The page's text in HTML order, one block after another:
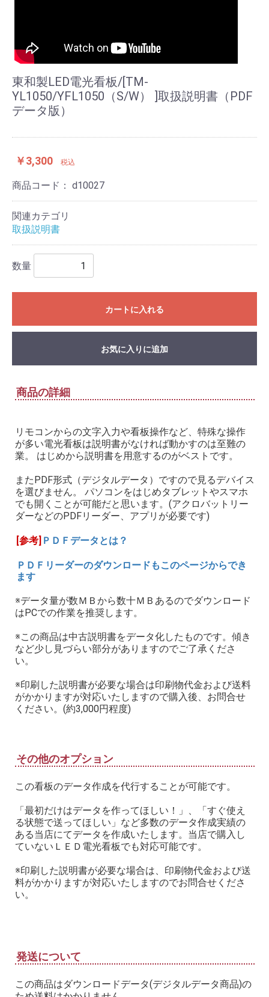
東和製LED電光看板/[TM-
YL1050/YFL1050（S/W） ]取扱説明書（PDF
データ版）
￥3,300 税込
商品コード： d10027
関連カテゴリ
取扱説明書
数量
カートに入れる
お気に入りに追加
商品の詳細
リモコンからの文字入力や看板操作など、特殊な操作
が多い電光看板は説明書がなければ動かすのは至難の
業。 はじめから説明書を用意するのがベストです。
またPDF形式（デジタルデータ）ですので見るデバイス
を選びません。 パソコンをはじめタブレットやスマホ
でも開くことが可能だと思います。(アクロバットリー
ダーなどのPDFリーダー、アプリが必要です)
[参考] ＰＤＦデータとは？
ＰＤＦリーダーのダウンロードもこのページからでき
ます
※データ量が数ＭＢから数十ＭＢあるのでダウンロード
はPCでの作業を推奨します。
※この商品は中古説明書をデータ化したものです。傾き
など少し見づらい部分がありますのでご了承くださ
い。
※印刷した説明書が必要な場合は印刷物代金および送料
がかかりますが対応いたしますので購入後、お問合せ
ください。(約3,000円程度)
その他のオプション
この看板のデータ作成を代行することが可能です。
「最初だけはデータを作ってほしい！」、「すぐ使え
る状態で送ってほしい」など多数のデータ作成実績の
ある当店にてデータを作成いたします。当店で購入し
ていないＬＥＤ電光看板でも対応可能です。
※印刷した説明書が必要な場合は、印刷物代金および送
料がかかりますが対応いたしますのでお問合せくださ
い。
発送について
この商品はダウンロードデータ(デジタルデータ商品)の